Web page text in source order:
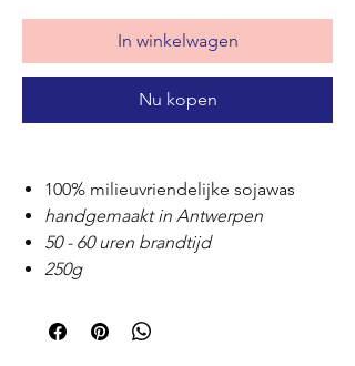
In winkelwagen
Nu kopen
100% milieuvriendelijke sojawas
handgemaakt in Antwerpen
50 - 60 uren brandtijd
250g